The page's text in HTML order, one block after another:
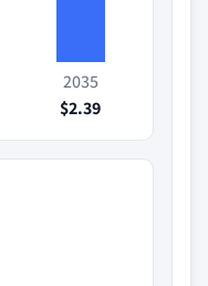
2035
$2.39